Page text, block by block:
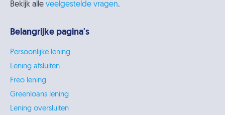
Bekijk alle veelgestelde vragen.
Belangrijke pagina's
Persoonlijke lening
Lening afsluiten
Freo lening
Greenloans lening
Lening oversluiten